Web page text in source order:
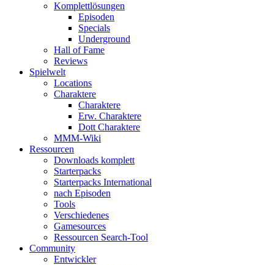
Komplettlösungen
Episoden
Specials
Underground
Hall of Fame
Reviews
Spielwelt
Locations
Charaktere
Charaktere
Erw. Charaktere
Dott Charaktere
MMM-Wiki
Ressourcen
Downloads komplett
Starterpacks
Starterpacks International
nach Episoden
Tools
Verschiedenes
Gamesources
Ressourcen Search-Tool
Community
Entwickler